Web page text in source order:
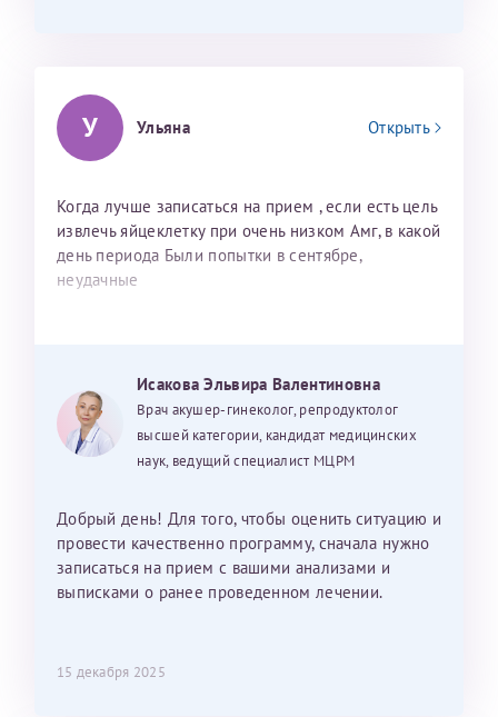
У Ульяна Открыть
Когда лучше записаться на прием , если есть цель
извлечь яйцеклетку при очень низком Амг, в какой
день периода Были попытки в сентябре,
неудачные
Исакова Эльвира Валентиновна
Врач акушер-гинеколог, репродуктолог
высшей категории, кандидат медицинских
наук, ведущий специалист МЦРМ
Добрый день! Для того, чтобы оценить ситуацию и
провести качественно программу, сначала нужно
записаться на прием с вашими анализами и
выписками о ранее проведенном лечении.
15 декабря 2025